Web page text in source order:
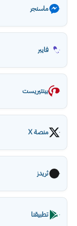
ماسنجر
فايبر
بينتيريست
منصة X
ثريدز
تطبيقنا